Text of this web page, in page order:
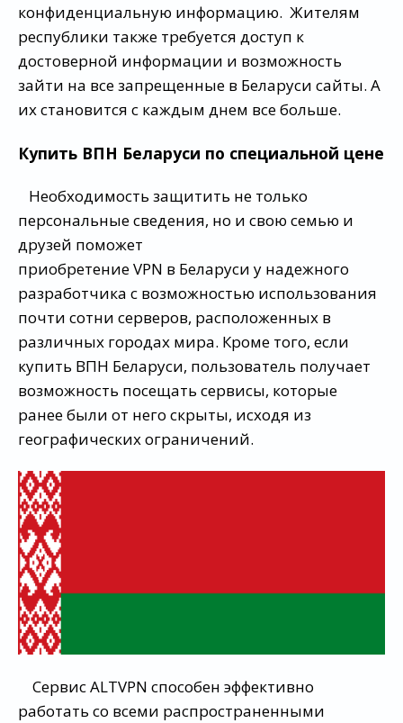
конфиденциальную информацию. Жителям
республики также требуется доступ к
достоверной информации и возможность
зайти на все запрещенные в Беларуси сайты. А
их становится с каждым днем все больше.
Купить ВПН Беларуси по специальной цене
Необходимость защитить не только
персональные сведения, но и свою семью и
друзей поможет
приобретение VPN в Беларуси у надежного
разработчика с возможностью использования
почти сотни серверов, расположенных в
различных городах мира. Кроме того, если
купить ВПН Беларуси, пользователь получает
возможность посещать сервисы, которые
ранее были от него скрыты, исходя из
географических ограничений.
Сервис ALTVPN способен эффективно
работать со всеми распространенными